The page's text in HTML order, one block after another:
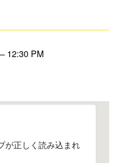
– 12:30 PM
が正しく読み込まれ